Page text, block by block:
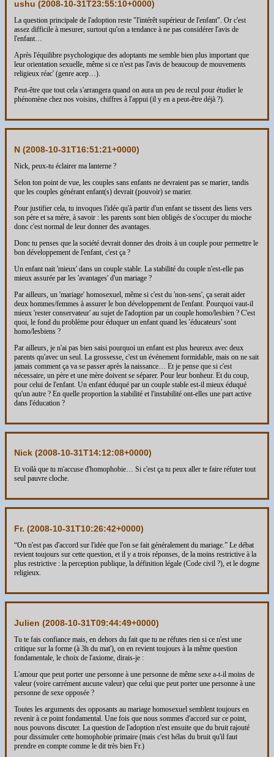
ushu (2008-10-31T23:55:10+0000)
La question principale de l'adoption reste "l'intérêt supérieur de l'enfant". Or c'est
assez difficile à mesurer, surtout qu'on a tendance à ne pas considérer l'avis de
l'enfant…
Après l'équilibre psychologique des adoptants me semble bien plus important que
leur orientation sexuelle, même si ce n'est pas l'avis de beaucoup de mouvements
religieux réac' (genre acep…).
Peut-être que tout cela s'arrangera quand on aura un peu de recul pour étudier le
phénomène chez nos voisins, chiffres à l'appui (il y en a peut-être déjà ?).
N (2008-10-31T16:51:21+0000)
Nick, peux-tu éclairer ma lanterne ?
Selon ton point de vue, les couples sans enfants ne devraient pas se marier, tandis
que les couples générant enfant(s) devrait (pouvoir) se marier.
Pour justifier cela, tu invoques l'idée qu'à partir d'un enfant se tissent des liens vers
son père et sa mère, à savoir : les parents sont bien obligés de s'occuper du mioche
donc c'est normal de leur donner des avantages.
Donc tu penses que la société devrait donner des droits à un couple pour permettre le
bon développement de l'enfant, c'est ça ?
Un enfant nait 'mieux' dans un couple stable. La stabilité du couple n'est-elle pas
mieux assurée par les 'avantages' d'un mariage ?
Par ailleurs, un 'mariage' homosexuel, même si c'est du 'non-sens', ça serait aider
deux hommes/femmes à assurer le bon développement de l'enfant. Pourquoi vaut-il
mieux 'rester conservateur' au sujet de l'adoption par un couple homo/lesbien ? C'est
quoi, le fond du problème pour éduquer un enfant quand les 'éducateurs' sont
homo/lesbiens ?
Par ailleurs, je n'ai pas bien saisi pourquoi un enfant est plus heureux avec deux
parents qu'avec un seul. La grossesse, c'est un événement formidable, mais on ne sait
jamais comment ça va se passer après la naissance… Et je pense que si c'est
nécessaire, un père et une mère doivent se séparer. Pour leur bonheur. Et du coup,
pour celui de l'enfant. Un enfant éduqué par un couple stable est-il mieux éduqué
qu'un autre ? En quelle proportion la stabilité et l'instabilité ont-elles une part active
dans l'éducation ?
Nick (2008-10-31T14:12:08+0000)
Et voilà que tu m'accuse d'homophobie… Si c'est ça tu peux aller te faire réfuter tout
seul pauvre cloche.
Fr. (2008-10-31T10:26:42+0000)
“On n'est pas d'accord sur l'idée que l'on se fait généralement du mariage.” Le débat
revient toujours sur cette question, et il y a trois réponses, de la moins restrictive à la
plus restrictive : la perception publique, la définition légale (Code civil ?), et le dogme
religieux.
Julien (2008-10-31T09:44:49+0000)
Tu te fais confiance mais, en dehors du fait que tu ne réfutes rien si ce n'est une
critique sur la forme (à 3h du mat'), on en revient toujours à la même question
fondamentale, le choix de l'axiome, dirais-je :
L'amour que peut porter une personne à une personne de même sexe a-t-il moins de
valeur (voire carrément aucune valeur) que celui que peut porter une personne à une
personne de sexe opposée ?
Toutes les arguments des opposants au mariage homosexuel semblent toujours en
revenir à ce point fondamental. Une fois que nous sommes d'accord sur ce point,
nous pouvons discuter. La question de l'adoption n'est ensuite que du bruit rajouté
pour dissimuler cette homophobie primaire (mais c'est hélas du bruit qu'il faut
prendre en compte comme le dit très bien Fr.)